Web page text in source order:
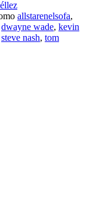
allstarenelsofa,
dwayne wade, kevin
steve nash, tom